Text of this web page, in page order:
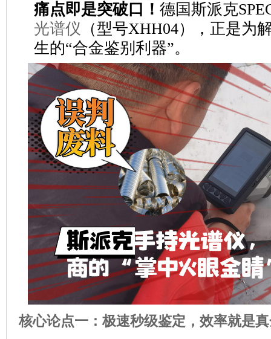
痛点即是突破口！ 德国斯派克
光谱仪 （型号XHH04），正是为
生的“合金鉴别利器”。
核心论点一：极速秒级鉴定，效率就是